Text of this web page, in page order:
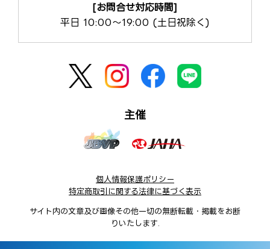
[お問合せ対応時間]
平日 10:00～19:00 (土日祝除く)
主催
個人情報保護ポリシー
特定商取引に関する法律に基づく表示
サイト内の文章及び画像その他一切の無断転載・掲載をお断
りいたします.